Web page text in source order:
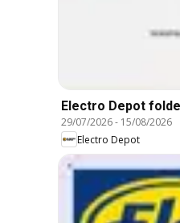
Electro Depot
29/07/2026- 15/08/2026
Electro Depot